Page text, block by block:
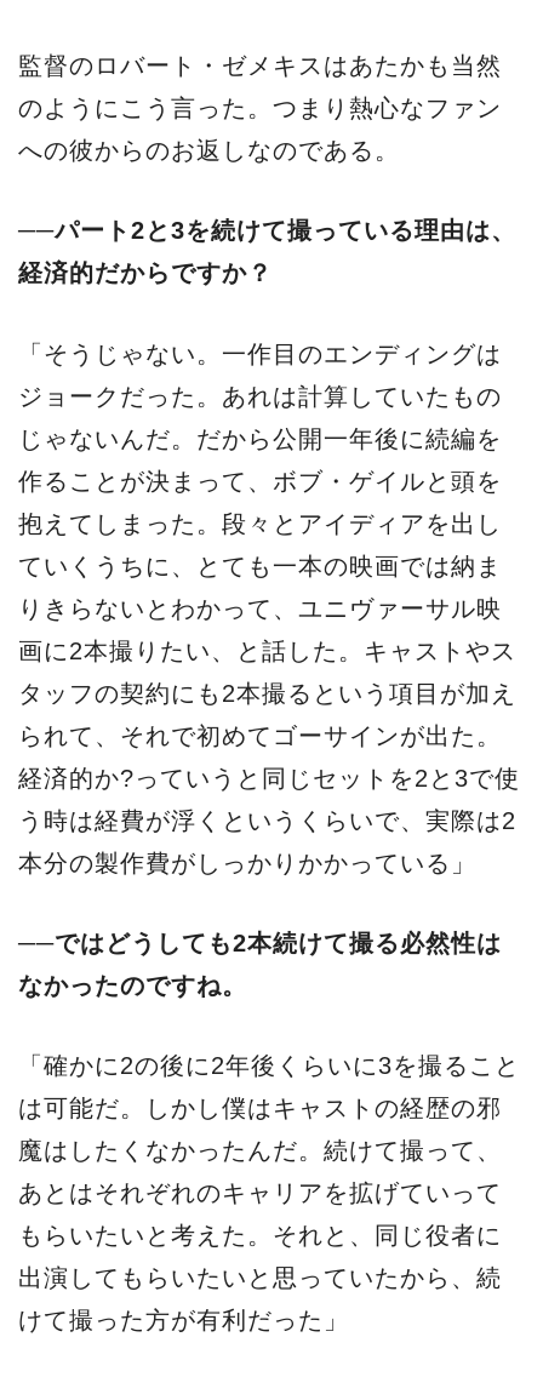
監督のロバート・ゼメキスはあたかも当然
のようにこう言った。つまり熱心なファン
への彼からのお返しなのである。
──パート2と3を続けて撮っている理由は、
経済的だからですか？
「そうじゃない。一作目のエンディングは
ジョークだった。あれは計算していたもの
じゃないんだ。だから公開一年後に続編を
作ることが決まって、ボブ・ゲイルと頭を
抱えてしまった。段々とアイディアを出し
ていくうちに、とても一本の映画では納ま
りきらないとわかって、ユニヴァーサル映
画に2本撮りたい、と話した。キャストやス
タッフの契約にも2本撮るという項目が加え
られて、それで初めてゴーサインが出た。
経済的か?っていうと同じセットを2と3で使
う時は経費が浮くというくらいで、実際は2
本分の製作費がしっかりかかっている」
──ではどうしても2本続けて撮る必然性は
なかったのですね。
「確かに2の後に2年後くらいに3を撮ること
は可能だ。しかし僕はキャストの経歴の邪
魔はしたくなかったんだ。続けて撮って、
あとはそれぞれのキャリアを拡げていって
もらいたいと考えた。それと、同じ役者に
出演してもらいたいと思っていたから、続
けて撮った方が有利だった」